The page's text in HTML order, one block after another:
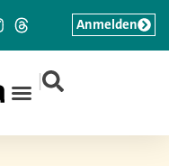
|
Anmelden